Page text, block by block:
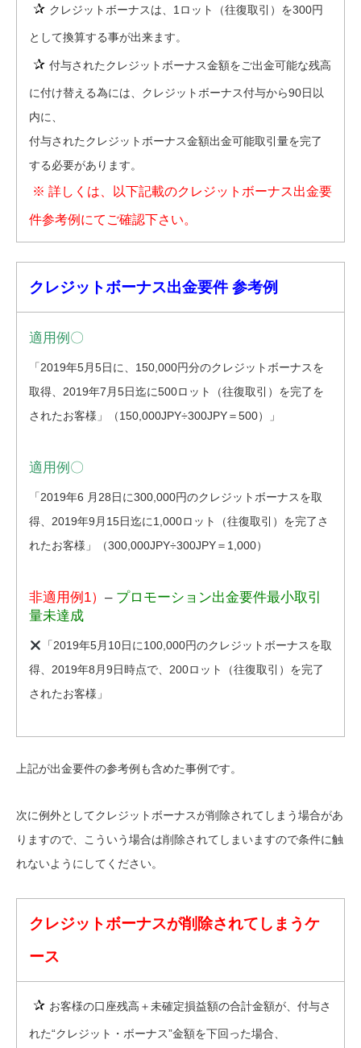
✰ クレジットボーナスは、1ロット（往復取引）を300円
として換算する事が出来ます。
✰ 付与されたクレジットボーナス金額をご出金可能な残高
に付け替える為には、クレジットボーナス付与から90日以
内に、
付与されたクレジットボーナス金額出金可能取引量を完了
する必要があります。
※ 詳しくは、以下記載のクレジットボーナス出金要
件参考例にてご確認下さい。
クレジットボーナス出金要件 参考例
適用例〇
「2019年5月5日に、150,000円分のクレジットボーナスを
取得、2019年7月5日迄に500ロット（往復取引）を完了を
されたお客様」（150,000JPY÷300JPY＝500）」
適用例〇
「2019年6 月28日に300,000円のクレジットボーナスを取
得、2019年9月15日迄に1,000ロット（往復取引）を完了さ
れたお客様」（300,000JPY÷300JPY＝1,000）
非適用例1） – プロモーション出金要件最小取引
量未達成
「2019年5月10日に100,000円のクレジットボーナスを取
得、2019年8月9日時点で、200ロット（往復取引）を完了
されたお客様」
上記が出金要件の参考例も含めた事例です。
次に例外としてクレジットボーナスが削除されてしまう場合があ
りますので、こういう場合は削除されてしまいますので条件に触
れないようにしてください。
クレジットボーナスが削除されてしまうケ
ース
✰ お客様の口座残高＋未確定損益額の合計金額が、付与さ
れた“クレジット・ボーナス”金額を下回った場合、